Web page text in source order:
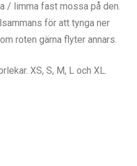
/ limma fast mossa på den.
för att tynga ner
roten gärna flyter annars.
XS, S, M, L och XL.